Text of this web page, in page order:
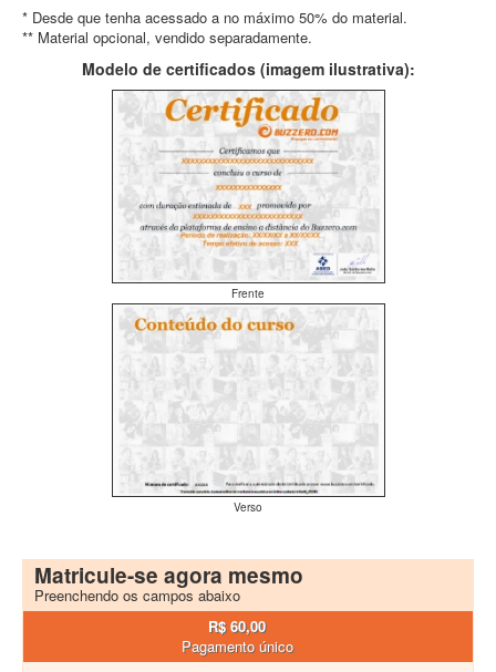
* Desde que tenha acessado a no máximo 50% do material.
** Material opcional, vendido separadamente.
Modelo de certificados (imagem ilustrativa):
Frente
Verso
Matricule-se agora mesmo
Preenchendo os campos abaixo
R$ 60,00
Pagamento único